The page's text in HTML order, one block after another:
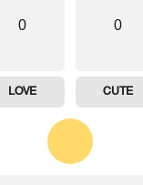
0
CUTE
0
LOVE